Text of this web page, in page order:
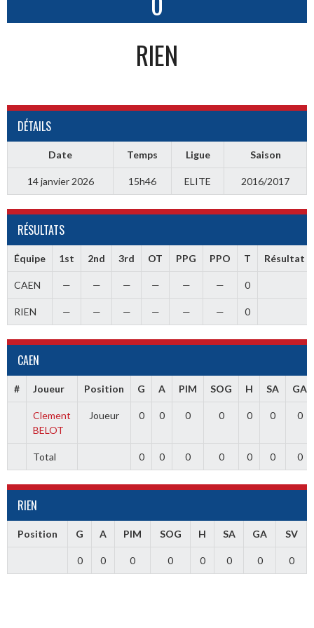
RIEN
DÉTAILS
Date Temps Ligue Saison
14 janvier 2026 15h46 ELITE 2016/2017
RÉSULTATS
Équipe 1st 2nd 3rd OT PPG PPO T Résultat
CAEN — — — — — — 0
RIEN — — — — — — 0
CAEN
# Joueur Position G A PIM SOG H SA GA
Clement
BELOT
Joueur 0 0 0 0 0 0 0
Total 0 0 0 0 0 0 0
RIEN
Position G A PIM SOG H SA GA SV
0 0 0 0 0 0 0 0